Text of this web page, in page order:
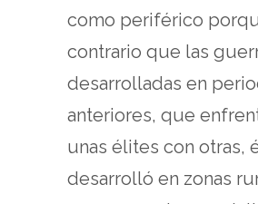
como periférico
contrario que las
desarrolladas en
anteriores, que
unas élites con otras,
desarrolló en zonas